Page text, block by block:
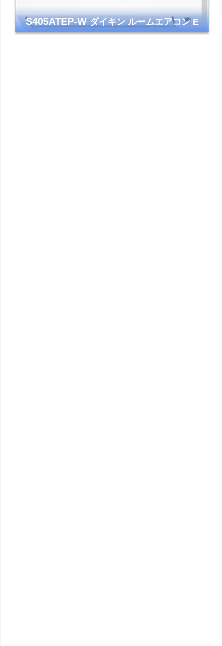
S405ATEP-Wダイキン ルームエアコン E
シリーズ 主に14畳用 ホワイト 2025年モデル